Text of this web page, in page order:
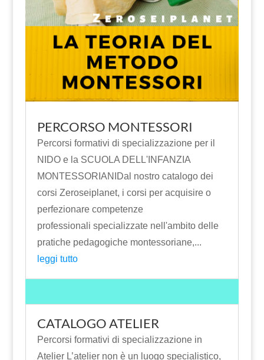
PERCORSO MONTESSORI
Percorsi formativi di specializzazione per il
NIDO e la SCUOLA DELL'INFANZIA
MONTESSORIANIDal nostro catalogo dei
corsi Zeroseiplanet, i corsi per acquisire o
perfezionare competenze
professionali specializzate nell'ambito delle
pratiche pedagogiche montessoriane,...
leggi tutto
CATALOGO ATELIER
Percorsi formativi di specializzazione in
Atelier L’atelier non è un luogo specialistico,